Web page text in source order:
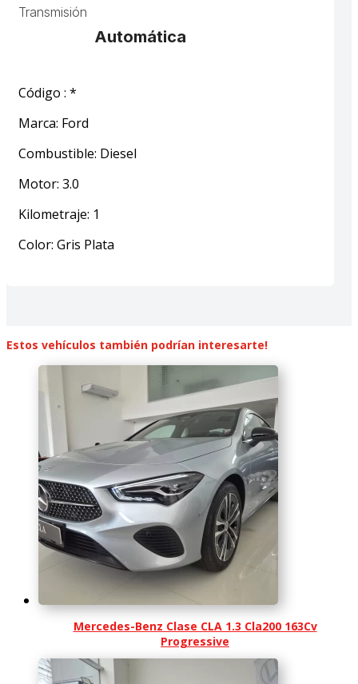
Transmisión
Automática
Código : *
Marca: Ford
Combustible: Diesel
Motor: 3.0
Kilometraje: 1
Color: Gris Plata
Estos vehículos también podrían interesarte!
Mercedes-Benz Clase CLA 1.3 Cla200 163Cv
Progressive